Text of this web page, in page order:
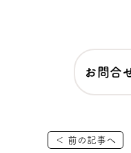
お問
＜ 前の記事へ